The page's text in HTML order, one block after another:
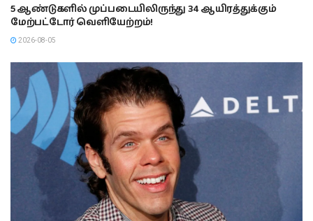
5 ஆண்டுகளில் முப்படையிலிருந்து 34 ஆயிரத்துக்கும்
மேற்பட்டோர் வெளியேற்றம்!
2026-08-05